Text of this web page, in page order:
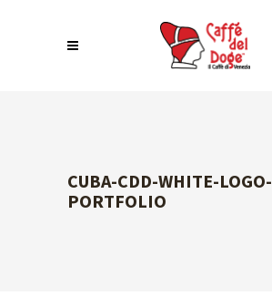
CUBA-CDD-WHITE-LOGO-
PORTFOLIO